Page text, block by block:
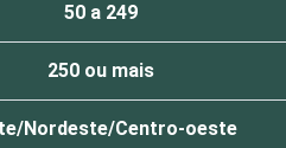
50 a 249
250 ou mais
Nordeste/Centro-oeste